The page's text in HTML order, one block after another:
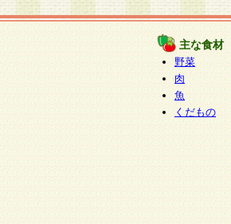
個人
合に
い
主な食材
野菜
肉
魚
くだもの